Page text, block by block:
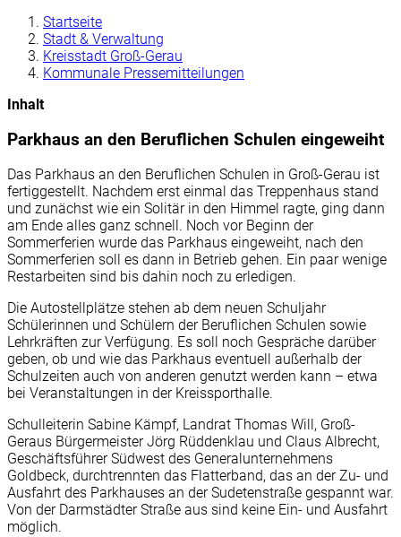
Startseite
Stadt & Verwaltung
Kreisstadt Groß-Gerau
Kommunale Pressemitteilungen
Inhalt
Parkhaus an den Beruflichen Schulen eingeweiht
Das Parkhaus an den Beruflichen Schulen in Groß-Gerau ist
fertiggestellt. Nachdem erst einmal das Treppenhaus stand
und zunächst wie ein Solitär in den Himmel ragte, ging dann
am Ende alles ganz schnell. Noch vor Beginn der
Sommerferien wurde das Parkhaus eingeweiht, nach den
Sommerferien soll es dann in Betrieb gehen. Ein paar wenige
Restarbeiten sind bis dahin noch zu erledigen.
Die Autostellplätze stehen ab dem neuen Schuljahr
Schülerinnen und Schülern der Beruflichen Schulen sowie
Lehrkräften zur Verfügung. Es soll noch Gespräche darüber
geben, ob und wie das Parkhaus eventuell außerhalb der
Schulzeiten auch von anderen genutzt werden kann – etwa
bei Veranstaltungen in der Kreissporthalle.
Schulleiterin Sabine Kämpf, Landrat Thomas Will, Groß-
Geraus Bürgermeister Jörg Rüddenklau und Claus Albrecht,
Geschäftsführer Südwest des Generalunternehmens
Goldbeck, durchtrennten das Flatterband, das an der Zu- und
Ausfahrt des Parkhauses an der Sudetenstraße gespannt war.
Von der Darmstädter Straße aus sind keine Ein- und Ausfahrt
möglich.